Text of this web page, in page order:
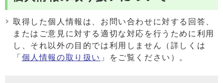
取得した個人情報は、お問い合わせに対する回答、
またはご意見に対する適切な対応を行うために利用
し、それ以外の目的では利用しません（詳しくは
「 個人情報の取り扱い 」をご覧ください）。